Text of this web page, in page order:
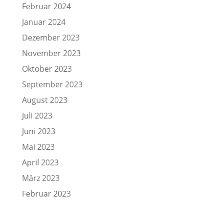
Februar 2024
Januar 2024
Dezember 2023
November 2023
Oktober 2023
September 2023
August 2023
Juli 2023
Juni 2023
Mai 2023
April 2023
März 2023
Februar 2023